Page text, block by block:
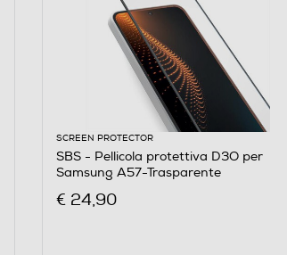
SCREEN PROTECTOR
SBS - Pellicola protettiva D3O per
Samsung A57-Trasparente
€ 24,90